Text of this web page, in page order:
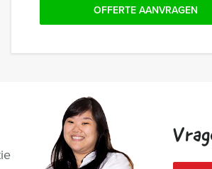
OFFERTE AANVRAGEN